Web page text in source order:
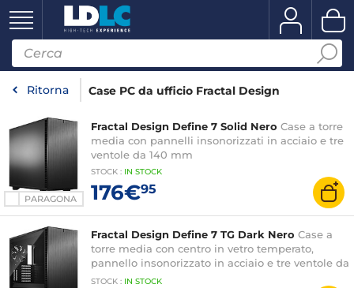
Ritorna Case PC da ufficio Fractal Design
PARAGONA
Fractal Design Define 7 Solid Nero Case a torre
media con pannelli insonorizzati in acciaio e tre
ventole da 140 mm
STOCK : IN STOCK
176€95
Fractal Design Define 7 TG Dark Nero Case a
torre media con centro in vetro temperato,
pannello insonorizzato in acciaio e tre ventole da
140 mm
STOCK : IN STOCK